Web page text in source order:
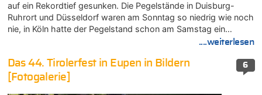
auf ein Rekordtief gesunken. Die Pegelstände in Duisburg-
Ruhrort und Düsseldorf waren am Sonntag so niedrig wie noch
nie, in Köln hatte der Pegelstand schon am Samstag ein…
....weiterlesen
6
Das 44. Tirolerfest in Eupen in Bildern
[Fotogalerie]